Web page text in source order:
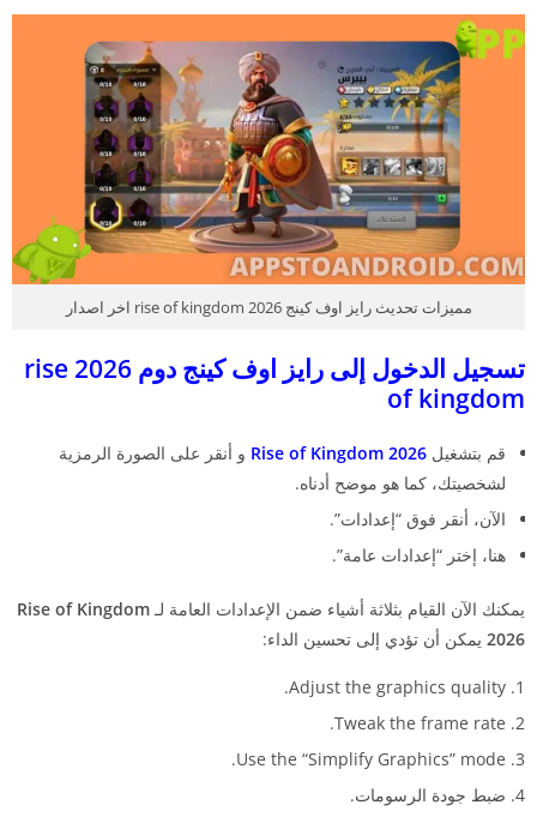
مميزات تحديث رايز اوف كينج 2026 rise of kingdom اخر اصدار
تسجيل الدخول إلى رايز اوف كينج دوم 2026 rise
of kingdom
قم بتشغيل Rise of Kingdom 2026
و أنقر على الصورة الرمزية
لشخصيتك، كما هو موضح أدناه.
الآن، أنقر فوق “إعدادات”.
هنا، إختر “إعدادات عامة”.
يمكنك الآن القيام بثلاثة أشياء ضمن الإعدادات العامة لـ Rise of Kingdom
2026 يمكن أن تؤدي إلى تحسين الداء:
Adjust the graphics quality.
Tweak the frame rate.
Use the “Simplify Graphics” mode.
ضبط جودة الرسومات.